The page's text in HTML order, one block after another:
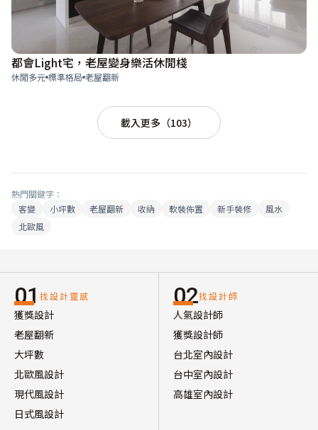
都會Light宅，老屋變身樂活休閒棧
休閒多元 標準格局 老屋翻新
載入更多（103）
熱門關鍵字：
客變
小坪數 老屋翻新 收納 軟裝佈置 新手裝修
風水
北歐風
01 找設計靈感
獲獎設計
老屋翻新
大坪數
北歐風設計
現代風設計
日式風設計
02找設計師
人氣設計師
獲獎設計師
台北室內設計
台中室內設計
高雄室內設計